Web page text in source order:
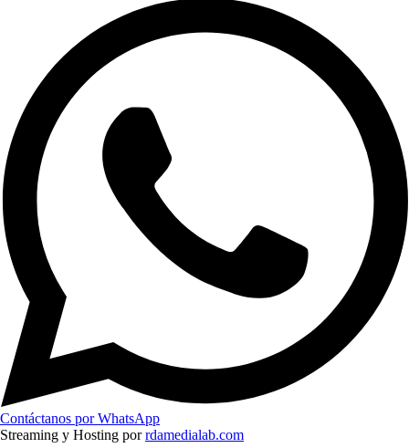
Contáctanos por WhatsApp
Streaming y Hosting porrdamedialab.com